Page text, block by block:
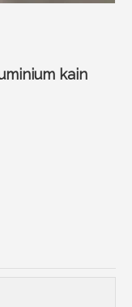
kain